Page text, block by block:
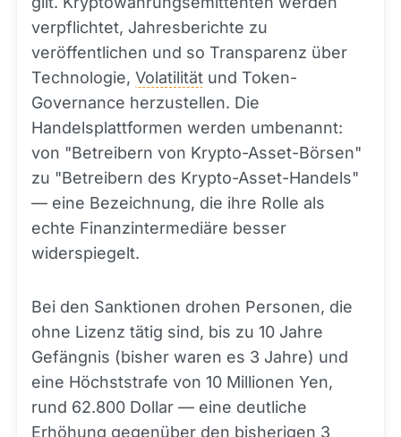
verpflichtet, Jahresberichte zu
veröffentlichen und so Transparenz über
Technologie, Volatilität und Token-
Governance herzustellen. Die
Handelsplattformen werden umbenannt:
von "Betreibern von Krypto-Asset-Börsen"
zu "Betreibern des Krypto-Asset-Handels"
— eine Bezeichnung, die ihre Rolle als
echte Finanzintermediäre besser
widerspiegelt.
Bei den Sanktionen drohen Personen, die
ohne Lizenz tätig sind, bis zu 10 Jahre
Gefängnis (bisher waren es 3 Jahre) und
eine Höchststrafe von 10 Millionen Yen,
rund 62.800 Dollar — eine deutliche
Erhöhung gegenüber den bisherigen 3